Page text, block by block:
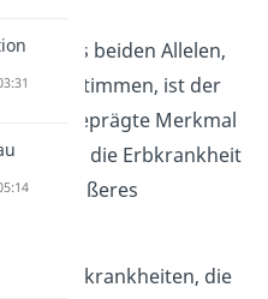
aus beiden Allelen,
bestimmen, ist der
Das ausgeprägte Merkmal
Fall die Erbkrankheit
(äußeres
bei Erbkrankheiten, die